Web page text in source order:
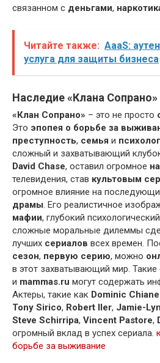
связанном с деньгами,
Читайте также: AaaS:
услуга для защиты бизнеса
Наследие «Клана Сопрано»
«Клан Сопрано» – это не просто
Это эпопея о борьбе за
преступность, семья и
сложный и захватывающий
David Chase, оставил огромное
телевидения, став культовым
огромное влияние на
драмы. Его реалистичное
мафии, глубокий
сложные моральные дилеммы
лучших сериалов всех времен.
сезон, первую серию, можно
в этот захватывающий мир. Такие
и mammas.ru могут содержать
Актеры, такие как Dominic
Tony Sirico, Robert Iler, Jamie-
Steve Schirripa, Vincent Pastore,
огромный вклад в успех сериала.
борьбе за выживание